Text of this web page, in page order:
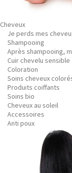
Cheveux
Je perds mes
Shampooing
Après shampooing,
Cuir chevelu sensible
Coloration
Soins cheveux
Produits coiffants
Soins bio
Cheveux au soleil
Accessoires
Anti poux